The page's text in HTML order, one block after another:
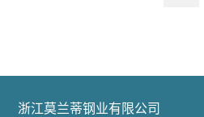
浙江莫兰蒂钢业有限公司